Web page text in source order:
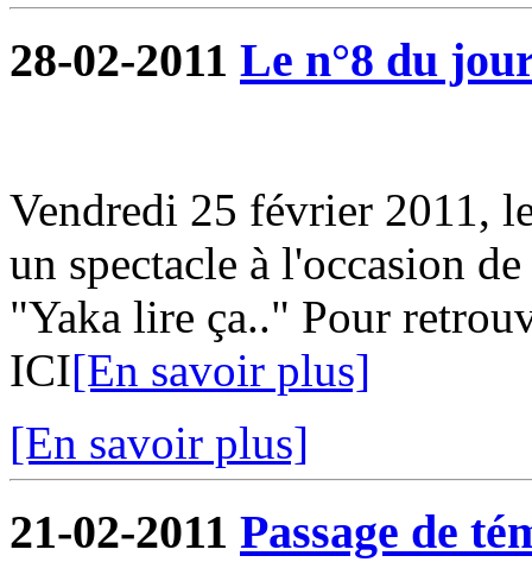
28-02-2011 Le n°8 du
Vendredi 25 février 2011,
un spectacle à l'occasion
"Yaka lire ça.." Pour
ICI[En savoir plus]
[En savoir plus]
21-02-2011 Passage de